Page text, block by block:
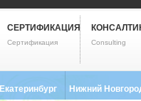
СЕРТИФИКАЦИЯ
Сертификация Consulting
Екатеринбург Нижний